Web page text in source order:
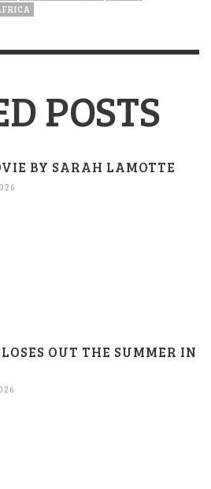
POSTS
BY SARAH LAMOTTE
OUT THE SUMMER IN